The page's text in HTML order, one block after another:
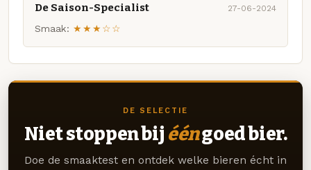
De Saison-Specialist 27-06-2024
Smaak: ★★★☆☆
DE SELECTIE
Niet stoppen bij ééngoed bier.
Doe de smaaktest en ontdek welke bieren écht in